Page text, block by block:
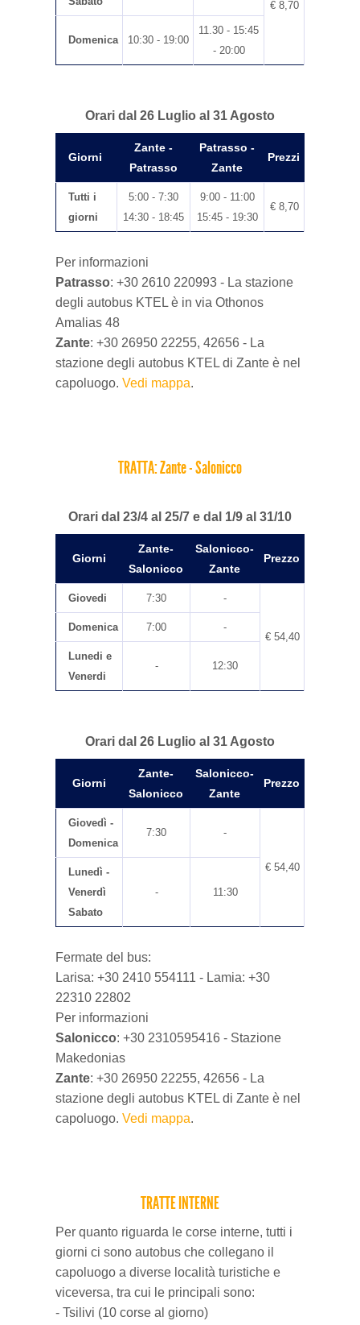
€ 8,70
Domenica 10:30 - 19:00
11.30 - 15:45
- 20:00
Orari dal 26 Luglio al 31 Agosto
Giorni
Zante -
Patrasso
Patrasso -
Zante
Prezzi
Tutti i
giorni
5:00 - 7:30
14:30 - 18:45
9:00 - 11:00
15:45 - 19:30
€ 8,70
Per informazioni
Patrasso: +30 2610 220993 - La stazione
degli autobus KTEL è in via Othonos
Amalias 48
Zante: +30 26950 22255, 42656 - La
stazione degli autobus KTEL di Zante è nel
capoluogo. Vedi mappa.
TRATTA: Zante - Salonicco
Orari dal 23/4 al 25/7 e dal 1/9 al 31/10
Giorni
Zante-
Salonicco
Salonicco-
Zante
Prezzo
Giovedi 7:30 -
€ 54,40
Domenica 7:00 -
Lunedi e
Venerdi
- 12:30
Orari dal 26 Luglio al 31 Agosto
Giorni
Zante-
Salonicco
Salonicco-
Zante
Prezzo
Giovedì -
Domenica
7:30 -
€ 54,40
Lunedì -
Venerdì
Sabato
- 11:30
Fermate del bus:
Larisa: +30 2410 554111 - Lamia: +30
22310 22802
Per informazioni
Salonicco: +30 2310595416 - Stazione
Makedonias
Zante: +30 26950 22255, 42656 - La
stazione degli autobus KTEL di Zante è nel
capoluogo. Vedi mappa.
TRATTE INTERNE
Per quanto riguarda le corse interne, tutti i
giorni ci sono autobus che collegano il
capoluogo a diverse località turistiche e
viceversa, tra cui le principali sono:
- Tsilivi (10 corse al giorno)